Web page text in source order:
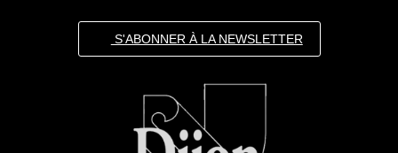
S'ABONNER À LA NEWSLETTER